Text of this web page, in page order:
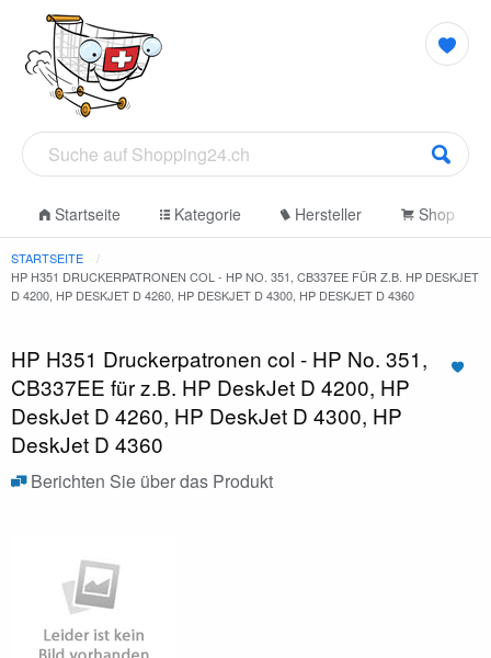
Startseite Kategorie Hersteller Shop
STARTSEITE
HP H351 DRUCKERPATRONEN COL - HP NO. 351, CB337EE FÜR Z.B. HP DESKJET
D 4200, HP DESKJET D 4260, HP DESKJET D 4300, HP DESKJET D 4360
HP H351 Druckerpatronen col - HP No. 351,
CB337EE für z.B. HP DeskJet D 4200, HP
DeskJet D 4260, HP DeskJet D 4300, HP
DeskJet D 4360
Berichten Sie über das Produkt